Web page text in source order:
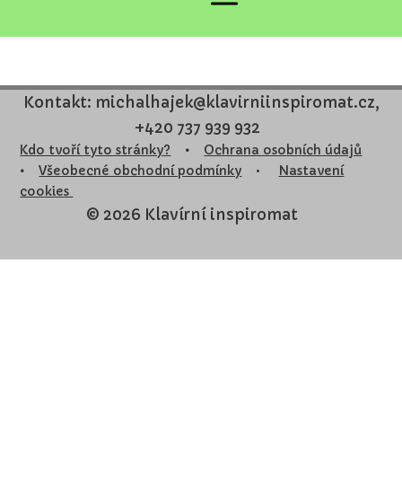
Kontakt: michalhajek@klavirniinspiromat.cz,
+420 737 939 932
Kdo tvoří tyto stránky? •
Ochrana osobních údajů
•
Všeobecné obchodní podmínky • Nastavení
cookies
© 2026 Klavírní inspiromat